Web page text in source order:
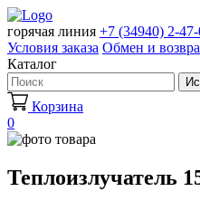
горячая линия +7 (34940) 2-
Условия заказа Обмен и
Каталог
Корзина
0
Теплоизлучатель